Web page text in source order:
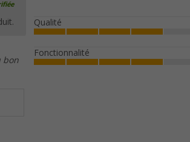
bon
Qualité
Fonctionnalité